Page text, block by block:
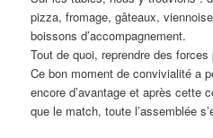
pizza, fromage, gâteaux,
boissons d’accompagnement.
Tout de quoi, reprendre des
Ce bon moment de convivialité a
encore d’avantage et après cette
que le match, toute l’assemblée